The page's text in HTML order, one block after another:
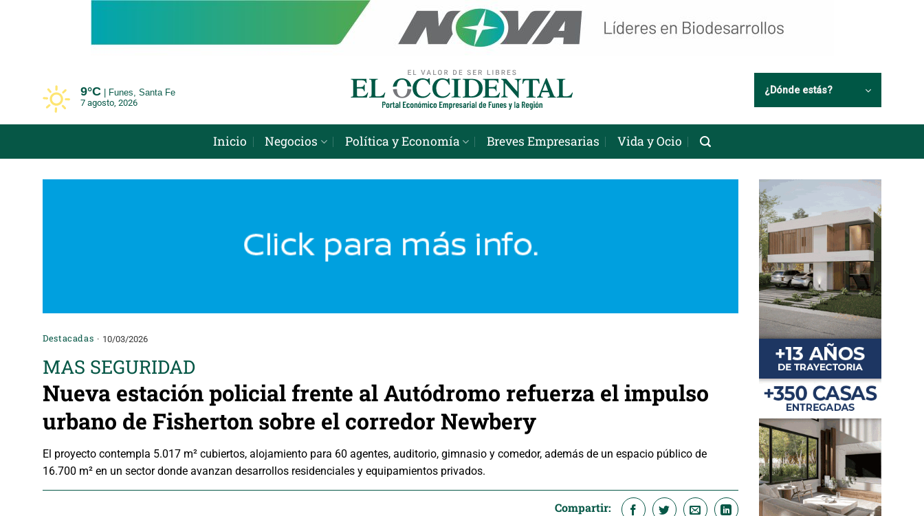
9°C
Funes, Santa Fe
7 agosto, 2026
¿Dónde estás?
Inicio Negocios Política y Economía Breves Empresarias Vida y Ocio
Destacadas 10/03/2026
MAS SEGURIDAD
Nueva estación policial frente al Autódromo refuerza el impulso
urbano de Fisherton sobre el corredor Newbery
El proyecto contempla 5.017 m² cubiertos, alojamiento para 60 agentes, auditorio, gimnasio y comedor, además de un espacio público de
16.700 m² en un sector donde avanzan desarrollos residenciales y equipamientos privados.
Compartir: